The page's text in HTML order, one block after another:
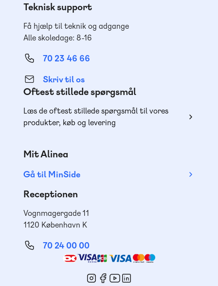
Teknisk support
Få hjælp til teknik og adgange
Alle skoledage: 8-16
70 23 46 66
Skriv til os
Oftest stillede spørgsmål
Læs de oftest stillede spørgsmål til vores
produkter, køb og levering
Mit Alinea
Gå til MinSide
Receptionen
Vognmagergade 11
1120 København K
70 24 00 00